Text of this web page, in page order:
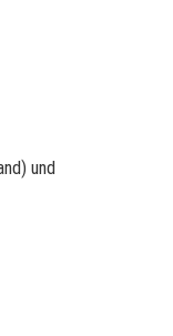
und